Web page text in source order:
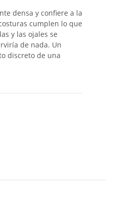
densa y confiere a la
cumplen lo que
y las ojales se
de nada. Un
discreto de una